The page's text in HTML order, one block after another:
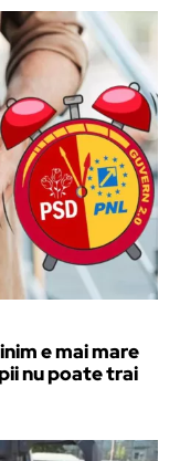
e mai mare
nu poate trai